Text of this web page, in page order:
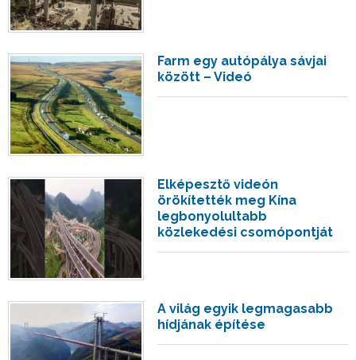
Farm egy autópálya sávjai
között – Videó
Elképesztő videón
örökítették meg Kína
legbonyolultabb
közlekedési csomópontját
A világ egyik legmagasabb
hídjának építése